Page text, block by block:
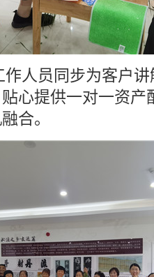
人员同步为客户
心提供一对一资产
合。